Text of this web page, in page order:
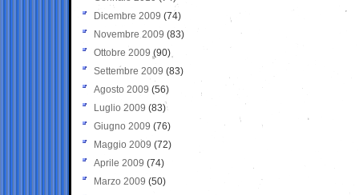
Dicembre 2009 (74)
Novembre 2009 (83)
Ottobre 2009 (90)
Settembre 2009 (83)
Agosto 2009 (56)
Luglio 2009 (83)
Giugno 2009 (76)
Maggio 2009 (72)
Aprile 2009 (74)
Marzo 2009 (50)